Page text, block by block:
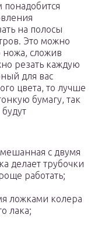
на полосы
Это можно
ножа, сложив
резать каждую
для вас
цвета, то лучше
бумагу, так
с двумя
делает трубочки
работать;
ложками колера
лака;